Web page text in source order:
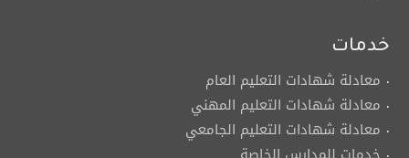
خدمات
معادلة شهادات التعليم العام
معادلة شهادات التعليم المهني
معادلة شهادات التعليم الجامعي